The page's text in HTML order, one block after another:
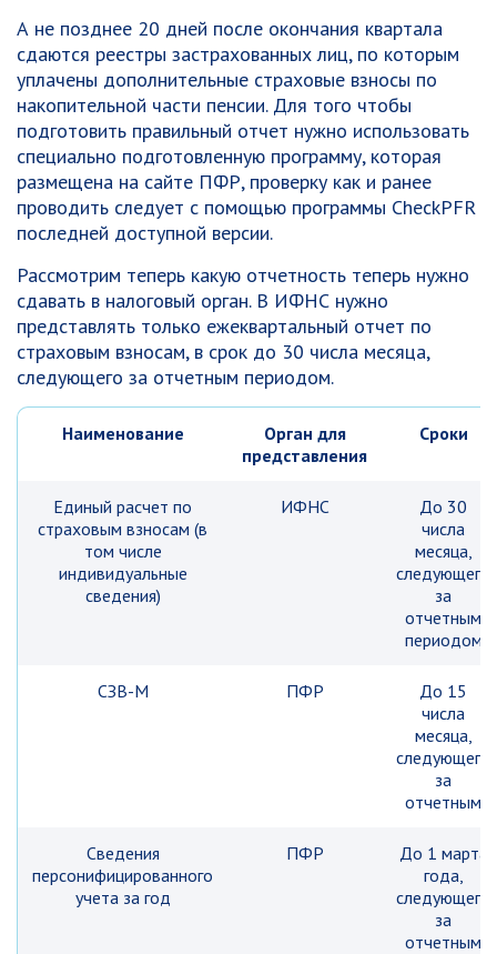
А не позднее 20 дней после окончания квартала
сдаются реестры застрахованных лиц, по которым
уплачены дополнительные страховые взносы по
накопительной части пенсии. Для того чтобы
подготовить правильный отчет нужно использовать
специально подготовленную программу, которая
размещена на сайте ПФР, проверку как и ранее
проводить следует с помощью программы CheckPFR
последней доступной версии.
Рассмотрим теперь какую отчетность теперь нужно
сдавать в налоговый орган. В ИФНС нужно
представлять только ежеквартальный отчет по
страховым взносам, в срок до 30 числа месяца,
следующего за отчетным периодом.
Наименование
Орган для
представления
Сроки
Единый расчет по
страховым взносам (в
том числе
индивидуальные
сведения)
ИФНС
До 30
числа
месяца,
следующего
за
отчетным
периодом
СЗВ-М ПФР
До 15
числа
месяца,
следующего
за
отчетным
Сведения
персонифицированного
учета за год
ПФР
До 1 марта
года,
следующего
за
отчетным